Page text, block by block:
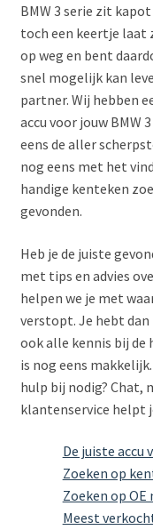
LADERS &
MERKEN
SOORTEN
BMW 3 serie zit
toch een keertje laat
op weg en bent
snel mogelijk kan
partner. Wij hebben
accu voor jouw BMW
eens de aller
nog eens met het
handige kenteken
gevonden.
Heb je de juiste
met tips en advies
helpen we je met
verstopt. Je hebt
ook alle kennis bij
is nog eens
hulp bij nodig? Chat,
klantenservice helpt
De juiste accu
Zoeken op
Zoeken op
Meest